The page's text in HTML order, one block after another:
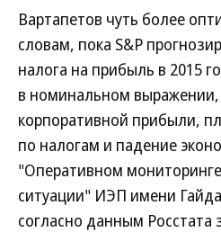
Вартапетов чуть более
словам, пока S&P
налога на прибыль в 2015
в номинальном
корпоративной прибыли,
по налогам и падение
"Оперативном
ситуации" ИЭП имени
согласно данным Росстата